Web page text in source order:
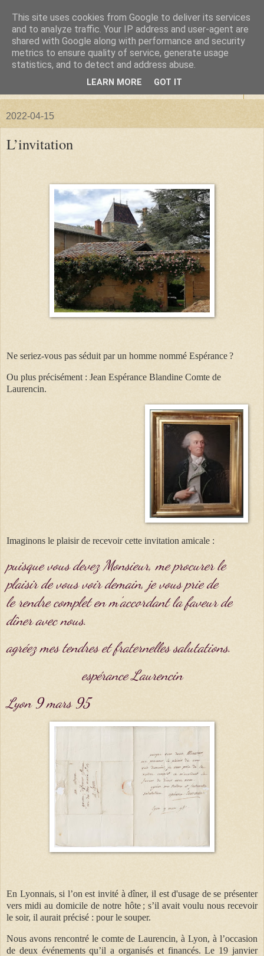
La forêt de Briqueloup
"Nous deviendrons des histoires pour nos enfants"
2022-04-15
L’invitation
Ne seriez-vous pas séduit par un homme nommé Espérance ?
Ou plus précisément : Jean Espérance Blandine Comte de
Laurencin.
Imaginons le plaisir de recevoir cette invitation amicale :
puisque vous devez Monsieur,me procurer le
plaisir de vousvoir demain, je vous prie de
lerendre complet en m’accordant lafaveur de
dîner avec nous.
agréez mes tendres et fraternellessalutations.
espérance Laurencin
Lyon 9 mars 95
En Lyonnais, si l’on est invité à dîner, il est d'usage de se présenter
vers midi au domicile de notre hôte ; s’il avait voulu nous recevoir
le soir, il aurait précisé : pour le souper.
Nous avons rencontré le comte de Laurencin, à Lyon, à l’occasion
de deux événements qu’il a organisés et financés. Le 19 janvier
This site uses cookies from Google to deliver its services
and to analyze traffic. Your IP address and user-agent are
shared with Google along with performance and security
metrics to ensure quality of service, generate usage
statistics, and to detect and address abuse.
LEARN MORE GOT IT